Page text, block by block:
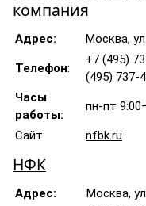
компания
Адрес: Москва,
Телефон:
+7 (495)
(495) 737-
Часы
работы:
пн-пт
Сайт: nfbk.ru
НФК
Адрес: Москва,